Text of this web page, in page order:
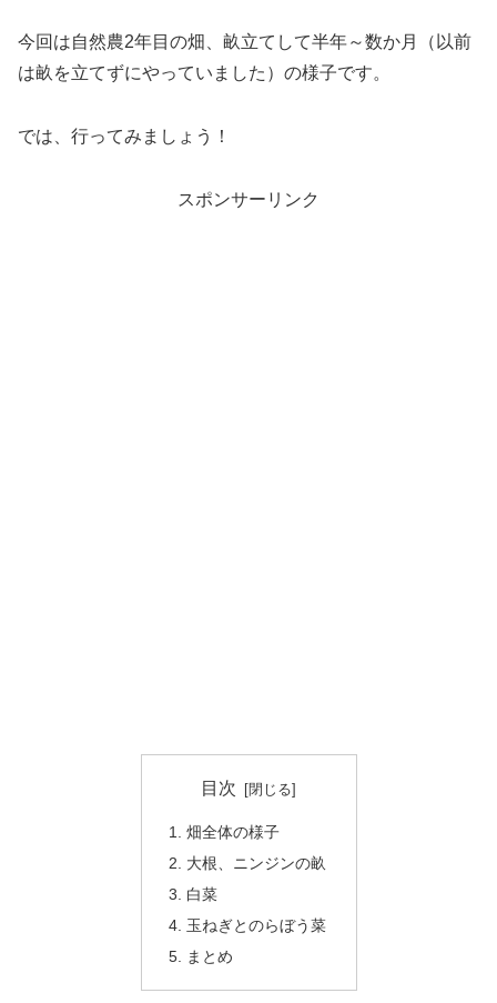
今回は自然農2年目の畑、畝立てして半年～数か月（以前
は畝を立てずにやっていました）の様子です。
では、行ってみましょう！
スポンサーリンク
目次
畑全体の様子
大根、ニンジンの畝
白菜
玉ねぎとのらぼう菜
まとめ